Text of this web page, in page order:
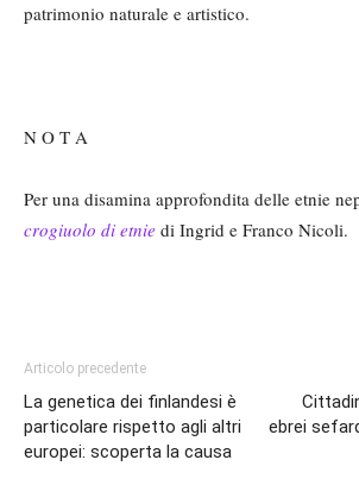
patrimonio naturale e artistico.
N O T A
Per una disamina approfondita delle etnie
crogiuolo di etnie di Ingrid e Franco Nicoli.
Articolo precedente
La genetica dei finlandesi è
particolare rispetto agli altri
europei: scoperta la causa
ebrei